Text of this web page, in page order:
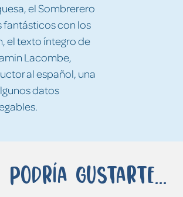
el Sombrerero
fantásticos con los
el texto íntegro de
Lacombe,
al español, una
datos
podría gustarte...